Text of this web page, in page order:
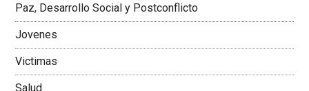
Paz, Desarrollo Social y Postconflicto
Jovenes
Victimas
Salud